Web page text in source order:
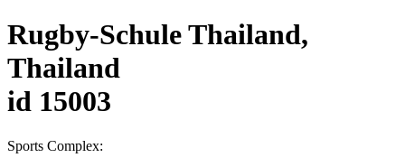
Rugby-Schule Thailand,
Thailand
id 15003
Sports Complex: